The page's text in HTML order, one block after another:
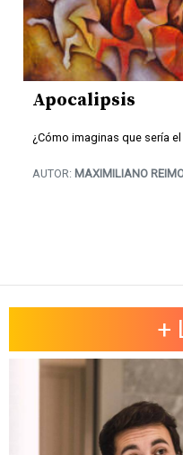
Apocalipsis
¿Cómo imaginas que sería
AUTOR: MAXIMILIANO
+